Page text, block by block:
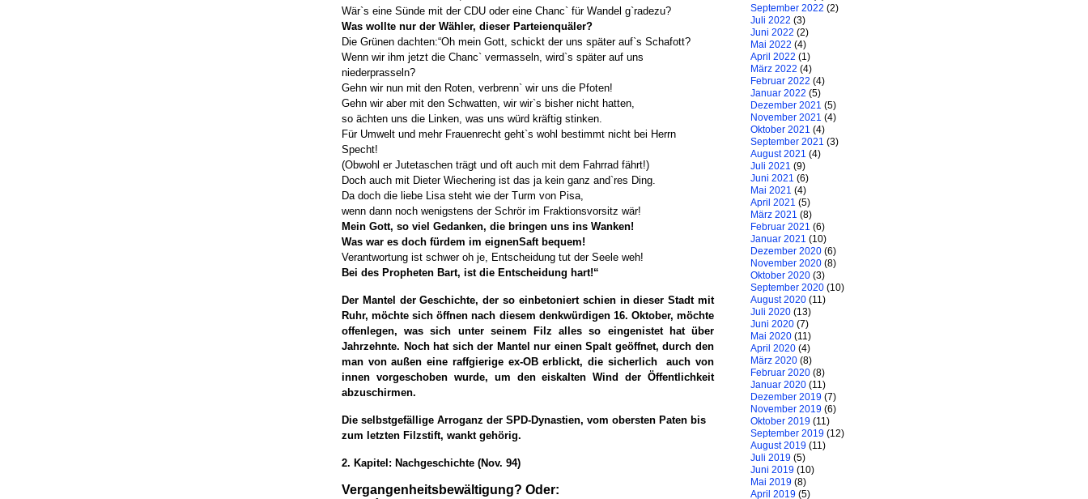
Wär`s eine Sünde mit der CDU oder eine Chanc` für Wandel g`radezu?
Was wollte nur der Wähler, dieser Parteienquäler?
Die Grünen dachten:“Oh mein Gott, schickt der uns später auf`s Schafott?
Wenn wir ihm jetzt die Chanc` vermasseln, wird`s später auf uns
niederprasseln?
Gehn wir nun mit den Roten, verbrenn` wir uns die Pfoten!
Gehn wir aber mit den Schwatten, wir wir`s bisher nicht hatten,
so ächten uns die Linken, was uns würd kräftig stinken.
Für Umwelt und mehr Frauenrecht geht`s wohl bestimmt nicht bei Herrn
Specht!
(Obwohl er Jutetaschen trägt und oft auch mit dem Fahrrad fährt!)
Doch auch mit Dieter Wiechering ist das ja kein ganz and`res Ding.
Da doch die liebe Lisa steht wie der Turm von Pisa,
wenn dann noch wenigstens der Schrör im Fraktionsvorsitz wär!
Mein Gott, so viel Gedanken, die bringen uns ins Wanken!
Was war es doch fürdem im eignenSaft bequem!
Verantwortung ist schwer oh je, Entscheidung tut der Seele weh!
Bei des Propheten Bart, ist die Entscheidung hart!“
Der Mantel der Geschichte, der so einbetoniert schien in dieser Stadt mit
Ruhr, möchte sich öffnen nach diesem denkwürdigen 16. Oktober, möchte
offenlegen, was sich unter seinem Filz alles so eingenistet hat über
Jahrzehnte. Noch hat sich der Mantel nur einen Spalt geöffnet, durch den
man von außen eine raffgierige ex-OB erblickt, die sicherlich auch von
innen vorgeschoben wurde, um den eiskalten Wind der Öffentlichkeit
abzuschirmen.
Die selbstgefällige Arroganz der SPD-Dynastien, vom obersten Paten bis
zum letzten Filzstift, wankt gehörig.
2. Kapitel: Nachgeschichte (Nov. 94)
Vergangenheitsbewältigung? Oder:
September 2022 (2)
Juli 2022 (3)
Juni 2022 (2)
Mai 2022 (4)
April 2022 (1)
März 2022 (4)
Februar 2022 (4)
Januar 2022 (5)
Dezember 2021 (5)
November 2021 (4)
Oktober 2021 (4)
September 2021 (3)
August 2021 (4)
Juli 2021 (9)
Juni 2021 (6)
Mai 2021 (4)
April 2021 (5)
März 2021 (8)
Februar 2021 (6)
Januar 2021 (10)
Dezember 2020 (6)
November 2020 (8)
Oktober 2020 (3)
September 2020 (10)
August 2020 (11)
Juli 2020 (13)
Juni 2020 (7)
Mai 2020 (11)
April 2020 (4)
März 2020 (8)
Februar 2020 (8)
Januar 2020 (11)
Dezember 2019 (7)
November 2019 (6)
Oktober 2019 (11)
September 2019 (12)
August 2019 (11)
Juli 2019 (5)
Juni 2019 (10)
Mai 2019 (8)
April 2019 (5)